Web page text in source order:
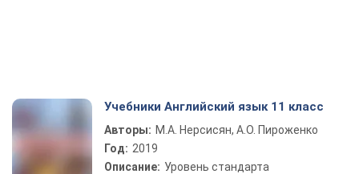
Учебники Английский язык 11 класс
Авторы: М.А. Нерсисян, А.О. Пироженко
Год: 2019
Описание: Уровень стандарта